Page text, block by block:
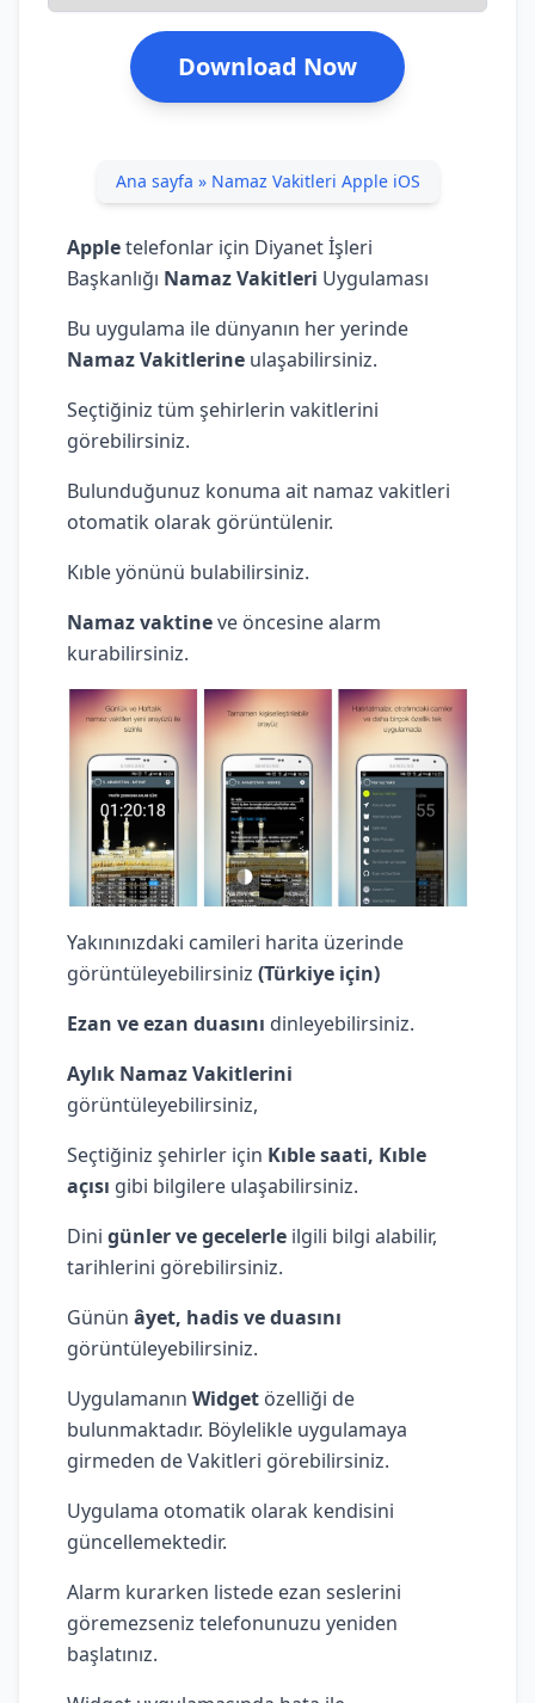
Download Now
Ana sayfa » Namaz Vakitleri Apple iOS
Appletelefonlar için Diyanet İşleri
Başkanlığı Namaz Vakitleri Uygulaması
Bu uygulama ile dünyanın her yerinde
Namaz Vakitlerine ulaşabilirsiniz.
Seçtiğiniz tüm şehirlerin vakitlerini
görebilirsiniz.
Bulunduğunuz konuma ait namaz vakitleri
otomatik olarak görüntülenir.
Kıble yönünü bulabilirsiniz.
Namaz vaktineve öncesine alarm
kurabilirsiniz.
Yakınınızdaki camileri harita üzerinde
görüntüleyebilirsiniz (Türkiye için)
Ezan ve ezan duasını dinleyebilirsiniz.
Aylık Namaz Vakitlerini
görüntüleyebilirsiniz,
Seçtiğiniz şehirler için Kıble saati, Kıble
açısı gibi bilgilere ulaşabilirsiniz.
Dini günler ve gecelerle ilgili bilgi alabilir,
tarihlerini görebilirsiniz.
Günün âyet, hadis ve duasını
görüntüleyebilirsiniz.
Uygulamanın Widget özelliği de
bulunmaktadır. Böylelikle uygulamaya
girmeden de Vakitleri görebilirsiniz.
Uygulama otomatik olarak kendisini
güncellemektedir.
Alarm kurarken listede ezan seslerini
göremezseniz telefonunuzu yeniden
başlatınız.